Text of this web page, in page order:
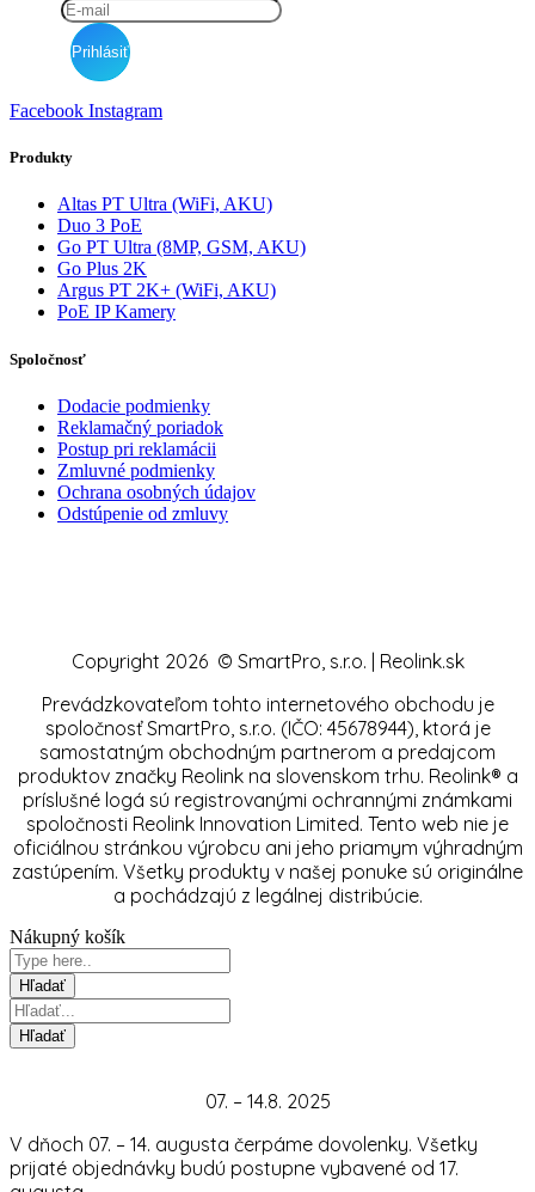
Facebook Instagram
Produkty
Altas PT Ultra (WiFi, AKU)
Duo 3 PoE
Go PT Ultra (8MP, GSM, AKU)
Go Plus 2K
Argus PT 2K+ (WiFi, AKU)
PoE IP Kamery
Spoločnosť
Dodacie podmienky
Reklamačný poriadok
Postup pri reklamácii
Zmluvné podmienky
Ochrana osobných údajov
Odstúpenie od zmluvy
Copyright 2026 © SmartPro, s.r.o. | Reolink.sk
Prevádzkovateľom tohto internetového obchodu je
spoločnosť SmartPro, s.r.o. (IČO: 45678944), ktorá je
samostatným obchodným partnerom a predajcom
produktov značky Reolink na slovenskom trhu. Reolink® a
príslušné logá sú registrovanými ochrannými známkami
spoločnosti Reolink Innovation Limited. Tento web nie je
oficiálnou stránkou výrobcu ani jeho priamym výhradným
zastúpením. Všetky produkty v našej ponuke sú originálne
a pochádzajú z legálnej distribúcie.
Nákupný košík
07. – 14.8. 2025
V dňoch 07. – 14. augusta čerpáme dovolenky. Všetky
prijaté objednávky budú postupne vybavené od 17.